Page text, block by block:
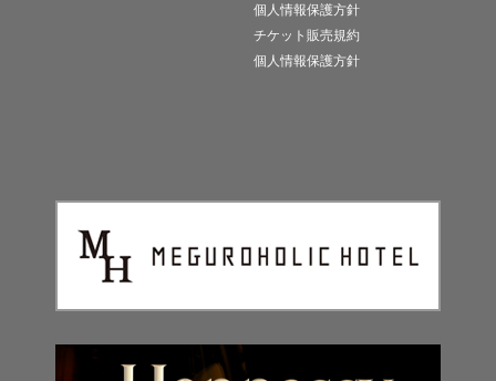
個人情報保護方針
チケット販売規約
個人情報保護方針